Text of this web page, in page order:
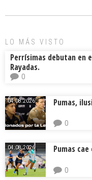
o
d
LO MÁS VISTO
Perrísimas debutan en
Rayadas.
0
04.08.2026. Pumas,
0
04.08.2026. Pumas
0